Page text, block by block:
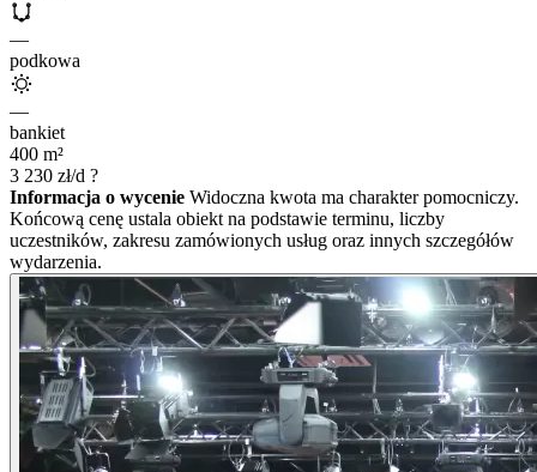
—
podkowa
—
bankiet
400 m²
3 230 zł/d ?
Informacja o wycenie Widoczna kwota ma charakter pomocniczy.
Końcową cenę ustala obiekt na podstawie terminu, liczby
uczestników, zakresu zamówionych usług oraz innych szczegółów
wydarzenia.